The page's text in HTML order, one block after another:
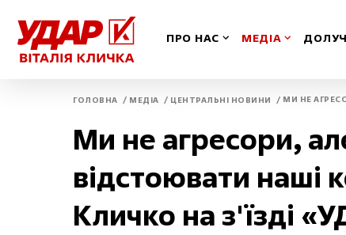
ПРО НАС МЕДІА
Вінницька
Волинська
Дніпропетровська
Київ
ГОЛОВНА / МЕДІА / ЦЕНТРАЛЬНІ НОВИНИ / МИ НЕ
Ми не агресори,
відстоювати
Кличко на з'їзді